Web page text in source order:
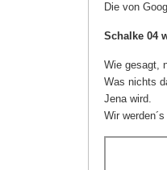
Die von
Schalke 04
Wie gesagt,
Was nichts
Jena wird.
Wir